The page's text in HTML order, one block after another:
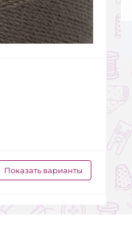
Показать варианты